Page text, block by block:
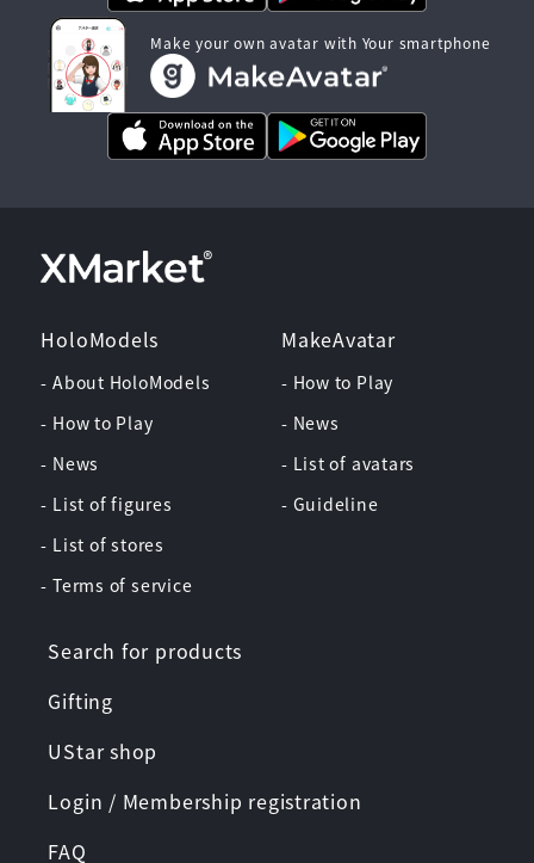
Make your own avatar with Your smartphone
HoloModels
- About HoloModels
- How to Play
- News
- List of figures
- List of stores
- Terms of service
MakeAvatar
- How to Play
- News
- List of avatars
- Guideline
Search for products
Gifting
UStar shop
Login / Membership registration
FAQ